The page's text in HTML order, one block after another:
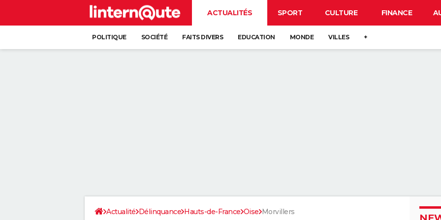
ACTUALITÉS SPORT CULTURE FINANCE
POLITIQUE SOCIÉTÉ FAITS DIVERS EDUCATION MONDE VILLES +
Actualité Délinquance Hauts-de-France Oise Morvillers